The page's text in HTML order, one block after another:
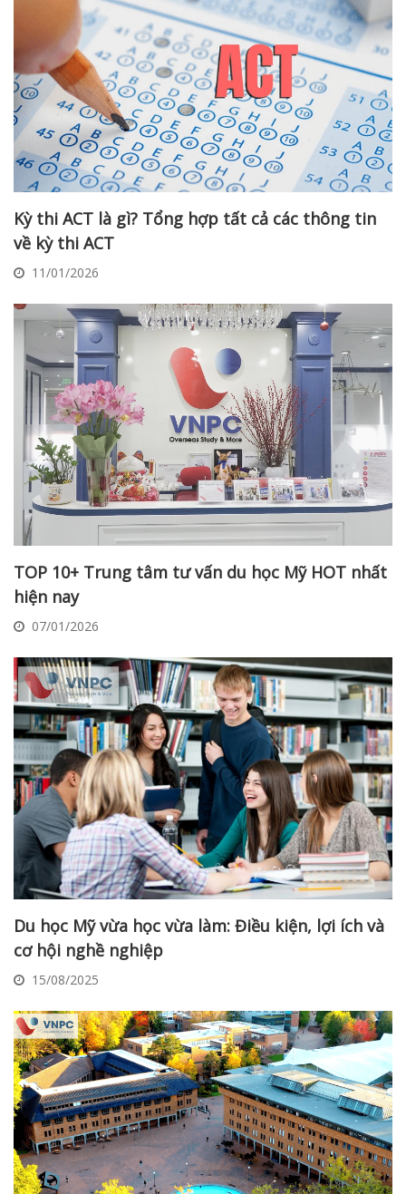
Kỳ thi ACT là gì? Tổng hợp tất cả các thông tin
về kỳ thi ACT
11/01/2026
TOP 10+ Trung tâm tư vấn du học Mỹ HOT nhất
hiện nay
07/01/2026
Du học Mỹ vừa học vừa làm: Điều kiện, lợi ích và
cơ hội nghề nghiệp
15/08/2025